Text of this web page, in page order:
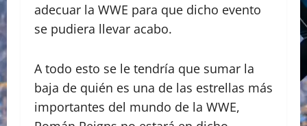
adecuar la WWE para que dicho evento
se pudiera llevar acabo.
A todo esto se le tendría que sumar la
baja de quién es una de las estrellas más
importantes del mundo de la WWE,